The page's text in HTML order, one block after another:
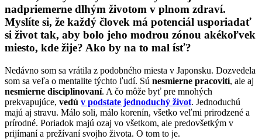
nadpriemerne dlhým životom v plnom zdraví.
Myslíte si, že každý človek má potenciál usporiadať
si život tak, aby bolo jeho modrou zónou akékoľvek
miesto, kde žije? Ako by na to mal ísť?
Nedávno som sa vrátila z podobného miesta v Japonsku. Dozvedela
som sa veľa o mentalite týchto ľudí. Sú nesmierne pracovití, ale aj
nesmierne disciplinovaní. A čo môže byť pre mnohých
prekvapujúce, vedú v podstate jednoduchý život. Jednoduchú
majú aj stravu. Málo soli, málo korenín, všetko veľmi prirodzené a
prírodné. Poriadok majú ozaj vo všetkom, ale predovšetkým v
prijímaní a prežívaní svojho života. O tom to je.